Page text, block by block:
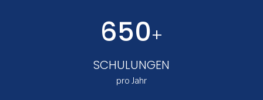
650+
SCHULUNGEN
pro Jahr